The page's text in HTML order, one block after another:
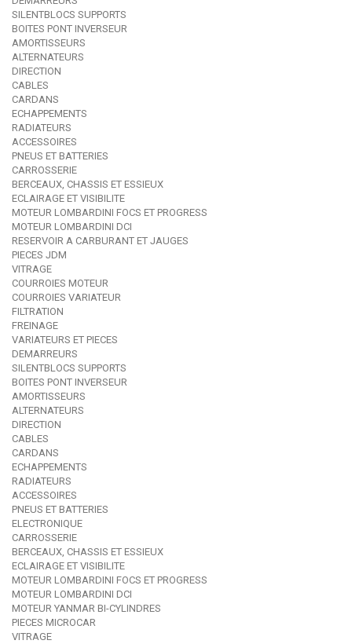
SILENTBLOCS SUPPORTS
BOITES PONT INVERSEUR
AMORTISSEURS
ALTERNATEURS
DIRECTION
CABLES
CARDANS
ECHAPPEMENTS
RADIATEURS
ACCESSOIRES
PNEUS ET BATTERIES
CARROSSERIE
BERCEAUX, CHASSIS ET ESSIEUX
ECLAIRAGE ET VISIBILITE
MOTEUR LOMBARDINI FOCS ET PROGRESS
MOTEUR LOMBARDINI DCI
RESERVOIR A CARBURANT ET JAUGES
PIECES JDM
VITRAGE
COURROIES MOTEUR
COURROIES VARIATEUR
FILTRATION
FREINAGE
VARIATEURS ET PIECES
DEMARREURS
SILENTBLOCS SUPPORTS
BOITES PONT INVERSEUR
AMORTISSEURS
ALTERNATEURS
DIRECTION
CABLES
CARDANS
ECHAPPEMENTS
RADIATEURS
ACCESSOIRES
PNEUS ET BATTERIES
ELECTRONIQUE
CARROSSERIE
BERCEAUX, CHASSIS ET ESSIEUX
ECLAIRAGE ET VISIBILITE
MOTEUR LOMBARDINI FOCS ET PROGRESS
MOTEUR LOMBARDINI DCI
MOTEUR YANMAR BI-CYLINDRES
PIECES MICROCAR
VITRAGE